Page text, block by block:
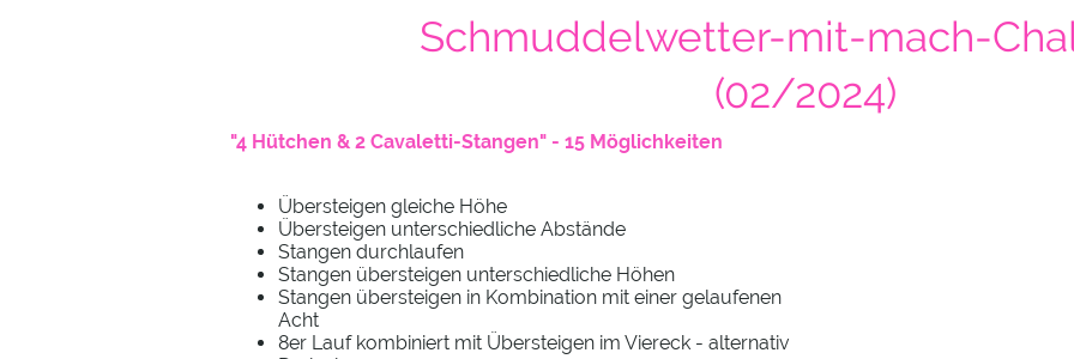
Schmuddelwetter-mit-mach-
(02/2024)
"4 Hütchen & 2 Cavaletti-Stangen" - 15 Möglichkeiten
Übersteigen gleiche Höhe
Übersteigen unterschiedliche Abstände
Stangen durchlaufen
Stangen übersteigen unterschiedliche Höhen
Stangen übersteigen in Kombination mit einer gelaufenen
Acht
8er Lauf kombiniert mit Übersteigen im Viereck - alternativ